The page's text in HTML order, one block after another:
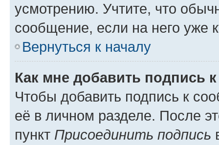
усмотрению. Учтите, что
сообщение, если на него уже
Вернуться к началу
Как мне добавить подпись
Чтобы добавить подпись к
её в личном разделе. После
пункт Присоединить подпись